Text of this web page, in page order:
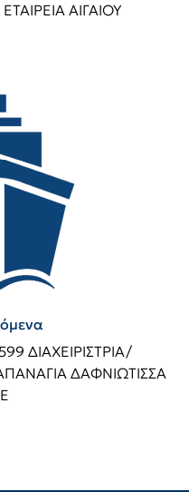
ΑΙΓΑΙΟΥ
ΔΙΑΧΕΙΡΙΣΤΡΙΑ/
ΔΑΦΝΙΩΤΙΣΣΑ